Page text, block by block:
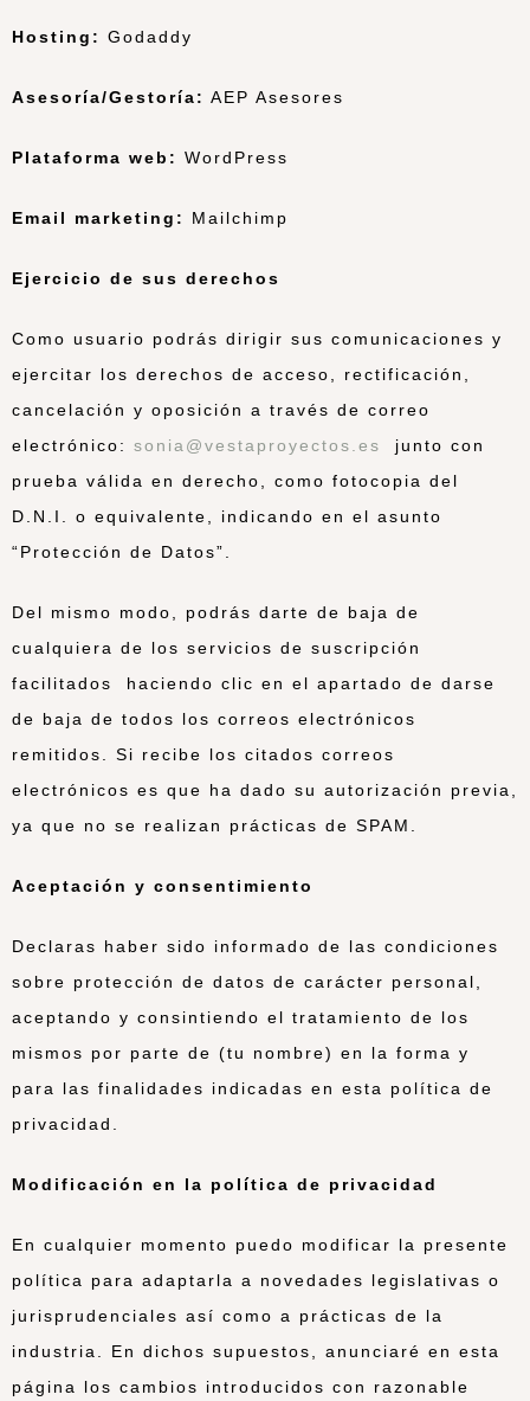
Hosting: Godaddy
Asesoría/Gestoría: AEP Asesores
Plataforma web: WordPress
Email marketing: Mailchimp
Ejercicio de sus derechos
Como usuario podrás dirigir sus comunicaciones y
ejercitar los derechos de acceso, rectificación,
cancelación y oposición a través de correo
electrónico: sonia@vestaproyectos.es
junto con
prueba válida en derecho, como fotocopia del
D.N.I. o equivalente, indicando en el asunto
“Protección de Datos”.
Del mismo modo, podrás darte de baja de
cualquiera de los servicios de suscripción
facilitados haciendo clic en el apartado de darse
de baja de todos los correos electrónicos
remitidos. Si recibe los citados correos
electrónicos es que ha dado su autorización previa,
ya que no se realizan prácticas de SPAM.
Aceptación y consentimiento
Declaras haber sido informado de las condiciones
sobre protección de datos de carácter personal,
aceptando y consintiendo el tratamiento de los
mismos por parte de (tu nombre) en la forma y
para las finalidades indicadas en esta política de
privacidad.
Modificación en la política de privacidad
En cualquier momento puedo modificar la presente
política para adaptarla a novedades legislativas o
jurisprudenciales así como a prácticas de la
industria. En dichos supuestos, anunciaré en esta
página los cambios introducidos con razonable